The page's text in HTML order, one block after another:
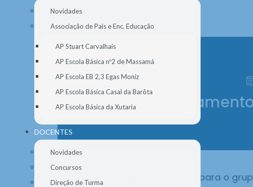
Novidades
Associação de Pais e Enc. Educação
AP Stuart Carvalhais
AP Escola Básica nº2 de Massamá
AP Escola EB 2,3 Egas Moniz
AP Escola Básica Casal da Barôta
AP Escola Básica da Xutaria
DOCENTES
Novidades
Concursos
Direção de Turma
Grupo de
Oportunidade de contratação para o